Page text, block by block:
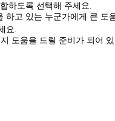
하도록 선택해 주세요.
하고 있는 누군가에게 큰 도
요.
도움을 드릴 준비가 되어